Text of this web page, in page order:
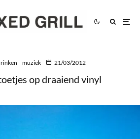
muziek 21/03/2012
op draaiend vinyl